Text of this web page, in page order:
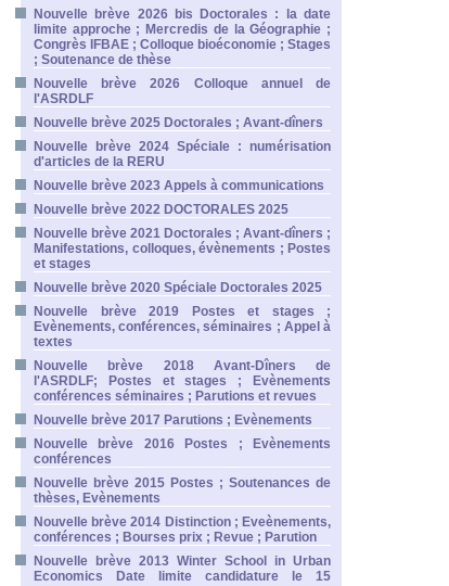
Nouvelle brève 2026 bis Doctorales : la date
limite approche ; Mercredis de la Géographie ;
Congrès IFBAE ; Colloque bioéconomie ; Stages
; Soutenance de thèse
Nouvelle brève 2026 Colloque annuel de
l'ASRDLF
Nouvelle brève 2025 Doctorales ; Avant-dîners
Nouvelle brève 2024 Spéciale : numérisation
d'articles de la RERU
Nouvelle brève 2023 Appels à communications
Nouvelle brève 2022 DOCTORALES 2025
Nouvelle brève 2021 Doctorales ; Avant-dîners ;
Manifestations, colloques, évènements ; Postes
et stages
Nouvelle brève 2020 Spéciale Doctorales 2025
Nouvelle brève 2019 Postes et stages ;
Evènements, conférences, séminaires ; Appel à
textes
Nouvelle brève 2018 Avant-Dîners de
l'ASRDLF; Postes et stages ; Evènements
conférences séminaires ; Parutions et revues
Nouvelle brève 2017 Parutions ; Evènements
Nouvelle brève 2016 Postes ; Evènements
conférences
Nouvelle brève 2015 Postes ; Soutenances de
thèses, Evènements
Nouvelle brève 2014 Distinction ; Eveènements,
conférences ; Bourses prix ; Revue ; Parution
Nouvelle brève 2013 Winter School in Urban
Economics Date limite candidature le 15